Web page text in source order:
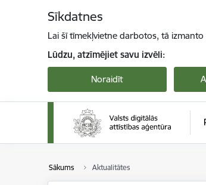
Sīkdatnes
Lai šī tīmekļvietne darbotos, tā
Lūdzu, atzīmējiet savu izvēli:
Noraidīt
Sākums Aktualitātes